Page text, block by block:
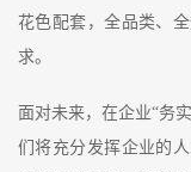
花色配套，全品类、
求。
面对未来，在企业“务
们将充分发挥企业的